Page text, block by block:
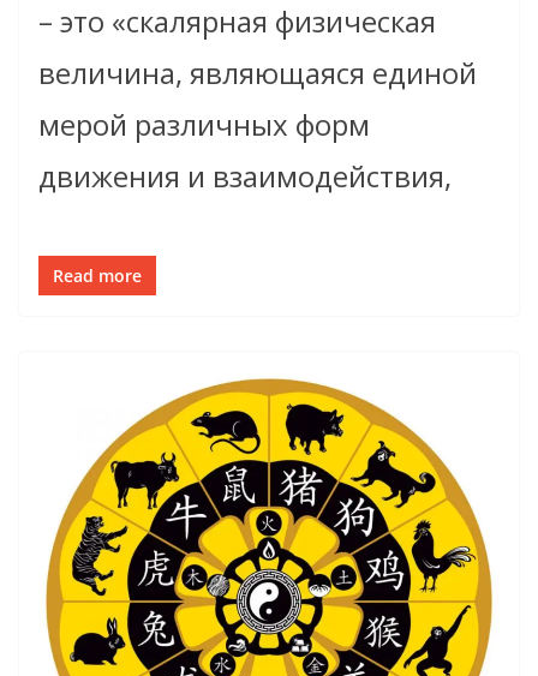
– это «скалярная физическая
величина, являющаяся единой
мерой различных форм
движения и взаимодействия,
Read more